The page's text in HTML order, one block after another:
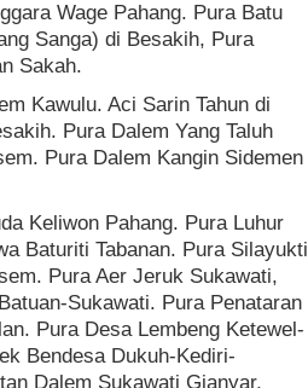
Wage Pahang. Pura Batu
Sanga) di Besakih, Pura
Sakah.
Kawulu. Aci Sarin Tahun di
Pura Dalem Yang Taluh
Pura Dalem Kangin Sidemen
Keliwon Pahang. Pura Luhur
Baturiti Tabanan. Pura Silayukti
Pura Aer Jeruk Sukawati,
Sukawati. Pura Penataran
Pura Desa Lembeng Ketewel-
Bendesa Dukuh-Kediri-
Dalem Sukawati Gianyar,